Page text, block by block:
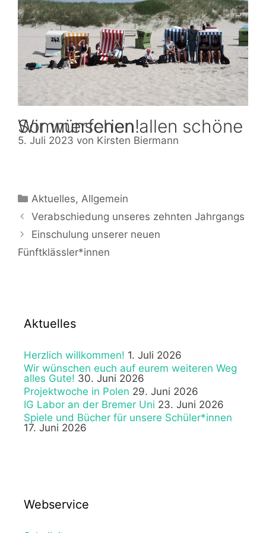
Wir wünschen allen schöne Sommerferien!
5. Juli 2023 von Kirsten Biermann
Kategorien
Aktuelles, Allgemein
Verabschiedung unseres zehnten Jahrgangs
Einschulung unserer neuen
Fünftklässler*innen
Aktuelles
Herzlich willkommen! 1. Juli 2026
Wir wünschen euch auf eurem weiteren Weg
alles Gute! 30. Juni 2026
Projektwoche in Polen 29. Juni 2026
IG Labor an der Bremer Uni 23. Juni 2026
Spiele und Bücher für unsere Schüler*innen
17. Juni 2026
Webservice